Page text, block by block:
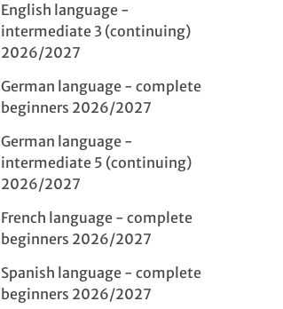
English language -
intermediate 3 (continuing)
2026/2027
German language - complete
beginners 2026/2027
German language -
intermediate 5 (continuing)
2026/2027
French language - complete
beginners 2026/2027
Spanish language - complete
beginners 2026/2027